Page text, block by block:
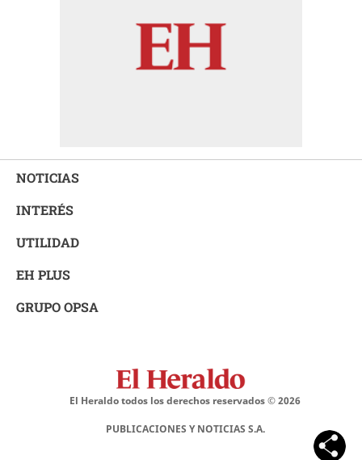
NOTICIAS
INTERÉS
UTILIDAD
EH PLUS
GRUPO OPSA
El Heraldo todos los derechos reservados ©2026
PUBLICACIONES Y NOTICIAS S.A.